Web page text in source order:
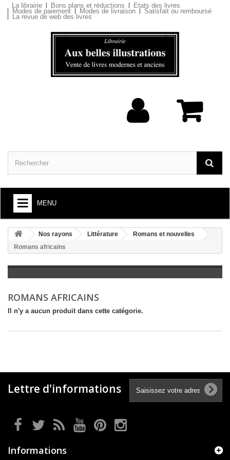
La librairie Bons plans et réductions Etats des livres
Modes de paiement Modes de livraison Satisfait ou remboursé
La revue de web des livres
MENU
+
ARTS ET SOCIÉTÉ
+
LITTÉRATURE
LOISIRS, VIE PRATIQUE
+
SCOLAIRE ET DICTIONNAIRE
Nos rayons Littérature
Romans et nouvelles
Romans africains
ROMANS AFRICAINS
Il n'y a aucun produit dans cette catégorie.
Lettre d'informations
Informations